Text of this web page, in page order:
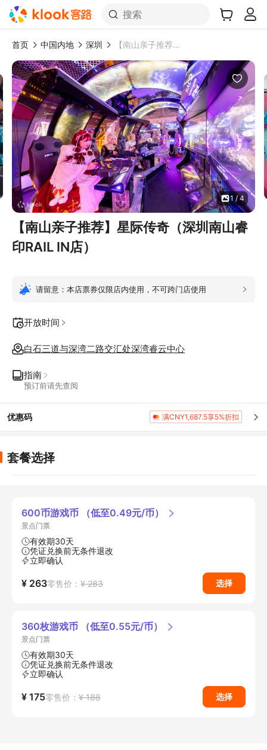
搜索
首页 中国内地 深圳 【南山亲子推荐】星际传奇（深圳南山睿印RAIL IN店）
1 / 4
【南山亲子推荐】星际传奇（深圳南山睿
印RAIL IN店）
请留意：本店票券仅限店内使用，不可跨门店使用
开放时间
白石三道与深湾二路交汇处深湾睿云中心
指南
预订前请先查阅
优惠码 满CNY1,687.5享5%折扣
套餐选择
600币游戏币 （低至0.49元/币）
景点门票
有效期30天
凭证兑换前无条件退改
立即确认
零售价： ¥ 283
¥ 263 选择
360枚游戏币 （低至0.55元/币）
景点门票
有效期30天
凭证兑换前无条件退改
立即确认
零售价： ¥ 188
¥ 175 选择